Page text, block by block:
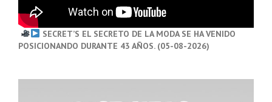
SECRET’S EL SECRETO DE LA MODA SE HA VENIDO
POSICIONANDO DURANTE 43 AÑOS. (05-08-2026)